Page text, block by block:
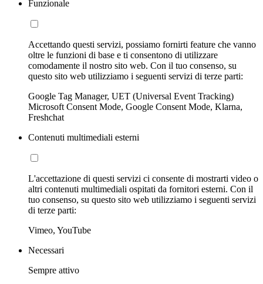
Funzionale
Accettando questi servizi, possiamo fornirti feature che vanno
oltre le funzioni di base e ti consentono di utilizzare
comodamente il nostro sito web. Con il tuo consenso, su
questo sito web utilizziamo i seguenti servizi di terze parti:
Google Tag Manager, UET (Universal Event Tracking)
Microsoft Consent Mode, Google Consent Mode, Klarna,
Freshchat
Contenuti multimediali esterni
L'accettazione di questi servizi ci consente di mostrarti video o
altri contenuti multimediali ospitati da fornitori esterni. Con il
tuo consenso, su questo sito web utilizziamo i seguenti servizi
di terze parti:
Vimeo, YouTube
Necessari
Sempre attivo